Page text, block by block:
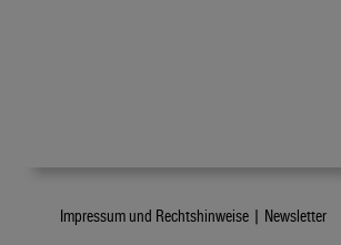
Impressum und Rechtshinweise | Newsletter